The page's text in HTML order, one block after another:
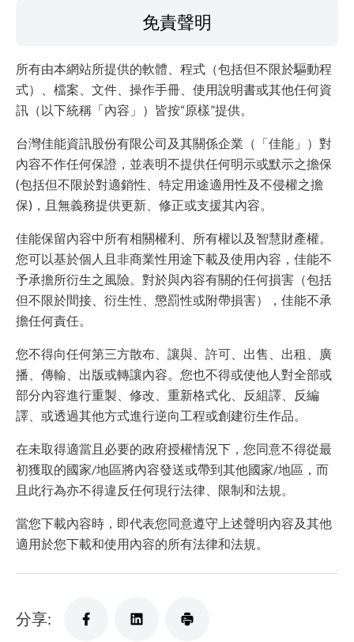
免責聲明
所有由本網站所提供的軟體、程式（包括但不限於驅動程
式）、檔案、文件、操作手冊、使用說明書或其他任何資
訊（以下統稱「內容」）皆按“原樣”提供。
台灣佳能資訊股份有限公司及其關係企業（「佳能」）對
內容不作任何保證，並表明不提供任何明示或默示之擔保
(包括但不限於對適銷性、特定用途適用性及不侵權之擔
保)，且無義務提供更新、修正或支援其內容。
佳能保留內容中所有相關權利、所有權以及智慧財產權。
您可以基於個人且非商業性用途下載及使用內容，佳能不
予承擔所衍生之風險。對於與內容有關的任何損害（包括
但不限於間接、衍生性、懲罰性或附帶損害），佳能不承
擔任何責任。
您不得向任何第三方散布、讓與、許可、出售、出租、廣
播、傳輸、出版或轉讓內容。您也不得或使他人對全部或
部分內容進行重製、修改、重新格式化、反組譯、反編
譯、或透過其他方式進行逆向工程或創建衍生作品。
在未取得適當且必要的政府授權情況下，您同意不得從最
初獲取的國家/地區將內容發送或帶到其他國家/地區，而
且此行為亦不得違反任何現行法律、限制和法規。
當您下載內容時，即代表您同意遵守上述聲明內容及其他
適用於您下載和使用內容的所有法律和法規。
分享: